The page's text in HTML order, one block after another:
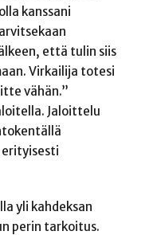
kanssani
että tulin siis
Virkailija totesi
vähän.”
Jaloittelu
yli kahdeksan
perin tarkoitus.